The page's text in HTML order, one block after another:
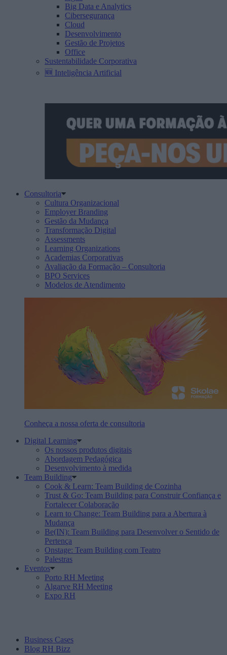
Big Data e Analytics
Cibersegurança
Cloud
Desenvolvimento
Gestão de Projetos
Office
Sustentabilidade Corporativa
🆕 Inteligência Artificial
Consultoria
Cultura Organizacional
Employer Branding
Gestão da Mudança
Transformação Digital
Assessments
Learning Organizations
Academias Corporativas
Avaliação da Formação – Consultoria
BPO Services
Modelos de Atendimento
Conheça a nossa oferta de consultoria
Digital Learning
Os nossos produtos digitais
Abordagem Pedagógica
Desenvolvimento à medida
Team Building
Cook & Learn: Team Building de Cozinha
Trust & Go: Team Building para Construir Confiança e
Fortalecer Colaboração
Learn to Change: Team Building para a Abertura à
Mudança
Be(IN): Team Building para Desenvolver o Sentido de
Pertença
Onstage: Team Building com Teatro
Palestras
Eventos
Porto RH Meeting
Algarve RH Meeting
Expo RH
Business Cases
Blog RH Bizz